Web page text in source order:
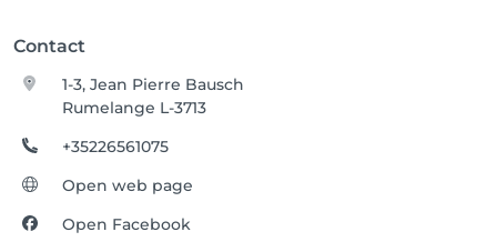
Contact
1-3, Jean Pierre Bausch
Rumelange L-3713
+35226561075
Open web page
Open Facebook